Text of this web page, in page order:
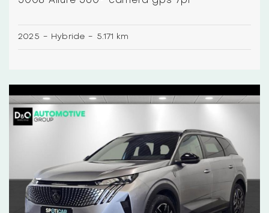
2025 - Hybride - 5.171 km